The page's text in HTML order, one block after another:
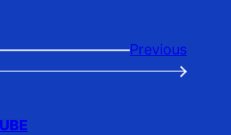
Previous
→